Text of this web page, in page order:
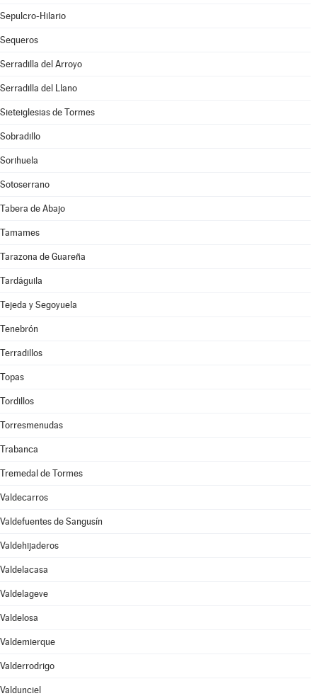
Sepulcro-Hilario
Sequeros
Serradilla del Arroyo
Serradilla del Llano
Sieteiglesias de Tormes
Sobradillo
Sorihuela
Sotoserrano
Tabera de Abajo
Tamames
Tarazona de Guareña
Tardáguila
Tejeda y Segoyuela
Tenebrón
Terradillos
Topas
Tordillos
Torresmenudas
Trabanca
Tremedal de Tormes
Valdecarros
Valdefuentes de Sangusín
Valdehijaderos
Valdelacasa
Valdelageve
Valdelosa
Valdemierque
Valderrodrigo
Valdunciel